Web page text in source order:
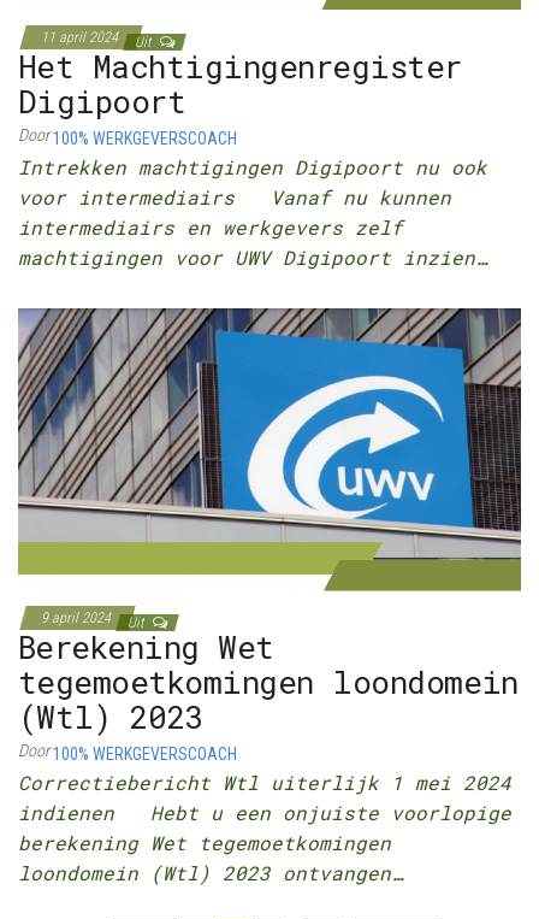
11 april 2024 Uit
Het Machtigingenregister
Digipoort
Door100% WERKGEVERSCOACH
Intrekken machtigingen Digipoort nu ook
voor intermediairs Vanaf nu kunnen
intermediairs en werkgevers zelf
machtigingen voor UWV Digipoort inzien…
9 april 2024 Uit
Berekening Wet
tegemoetkomingen loondomein
(Wtl) 2023
Door100% WERKGEVERSCOACH
Correctiebericht Wtl uiterlijk 1 mei 2024
indienen Hebt u een onjuiste voorlopige
berekening Wet tegemoetkomingen
loondomein (Wtl) 2023 ontvangen…